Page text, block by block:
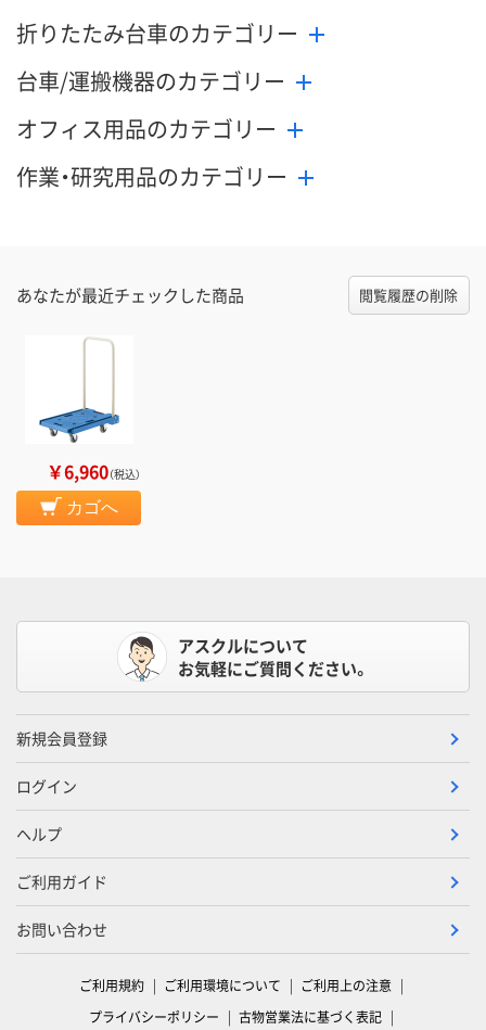
折りたたみ台車のカテゴリー
台車/運搬機器のカテゴリー
オフィス用品のカテゴリー
作業・研究用品のカテゴリー
あなたが最近チェックした商品 閲覧履歴の削除
￥6,960（税込）
カゴへ
アスクルについて
お気軽にご質問ください。
新規会員登録
ログイン
ヘルプ
ご利用ガイド
お問い合わせ
ご利用規約 ご利用環境について
ご利用上の注意
プライバシーポリシー
古物営業法に基づく表記